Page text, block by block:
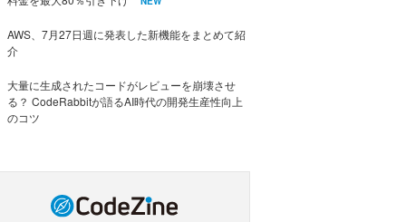
AWS、7月27日週に発表した新機能をまとめて紹
介
大量に生成されたコードがレビューを崩壊させ
る？ CodeRabbitが語るAI時代の開発生産性向上
のコツ